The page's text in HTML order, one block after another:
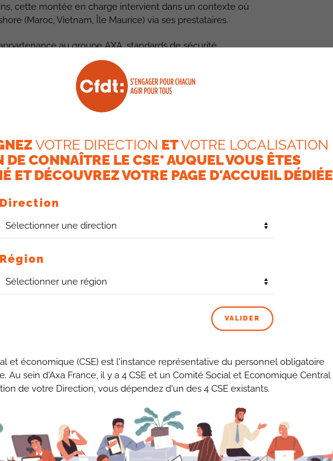
cette montée en charge intervient dans un contexte où
(Maroc, Vietnam, Île Maurice) via ses prestataires.
au groupe AXA, standards de sécurité
de compétences marocain de qualité. Toutefois,
l’avantage économique demeure évident, avec des
des prestataires externes.
de la Cfdt
de
du seuil de 50% d’effectifs internes au-delà de 2026
stratégique actuel et l’échéance de cette phase de
d’informations détaillées : répartition précise des
impact sur les équipes internes, coûts comparatifs
demandé uneinformation-consultation formelle en
organisations syndicales. A noter que la Cfdt soutient
faire remarquer dans les préalables des CSE
les salariés
émergent. D’abord, l’éloignement géographique peut
face aux cas non documentés, et créer des irritants
les horaires décalés (fin d’activité à 17h au Maroc)
critiques.
VOTRE DIRECTION ETVOTRE LOCALISATION
DE CONNAÎTRE LE CSE* AUQUEL VOUS ÊTES
ET DÉCOUVREZ VOTRE PAGE D'ACCUEIL DÉDIÉE
Direction
Région
VALIDER
et économique (CSE) est l'instance représentative du personnel obligatoire
Au sein d'Axa France, il y a 4 CSE et un Comité Social et Economique Central
de votre Direction, vous dépendez d'un des 4 CSE existants.